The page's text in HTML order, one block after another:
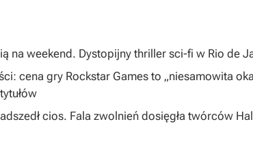
na weekend. Dystopijny thriller sci-fi w Rio de
cena gry Rockstar Games to „niesamowita
cios. Fala zwolnień dosięgła twórców